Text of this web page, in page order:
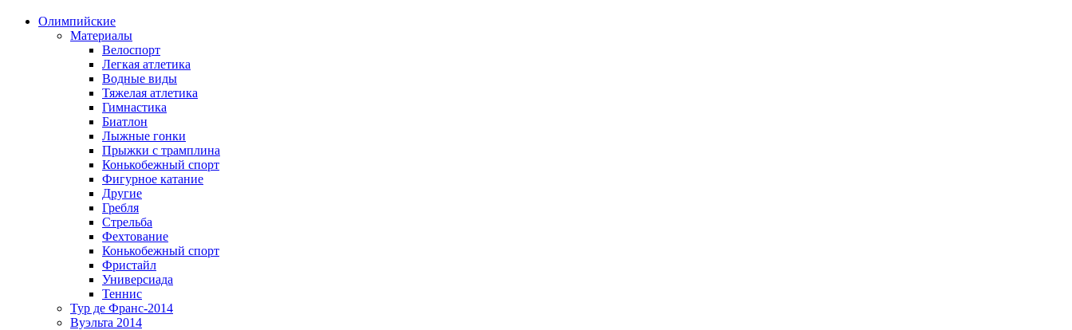
Олимпийские
Материалы
Велоспорт
Легкая атлетика
Водные виды
Тяжелая атлетика
Гимнастика
Биатлон
Лыжные гонки
Прыжки с трамплина
Конькобежный спорт
Фигурное катание
Другие
Гребля
Стрельба
Фехтование
Конькобежный спорт
Фристайл
Универсиада
Теннис
Тур де Франс-2014
Вуэльта 2014